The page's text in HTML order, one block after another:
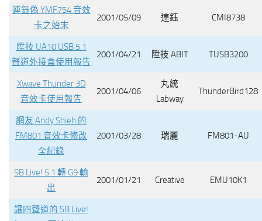
連鈺偽 YMF754 音效
卡之始末
2001/05/09 連鈺 CMI8738
陞技 UA10 USB 5.1
聲道外接盒使用報告
2001/04/21 陞技 ABIT TUSB3200
Xwave Thunder 3D
音效卡使用報告
2001/04/06
丸統
Labway
ThunderBird128
網友 Andy Shieh 的
FM801 音效卡修改
全紀錄
2001/03/28 瑞麗 FM801-AU
SB Live! 5.1 轉 G9 輸
出
2001/01/21 Creative EMU10K1
讓四聲道的 SB Live!